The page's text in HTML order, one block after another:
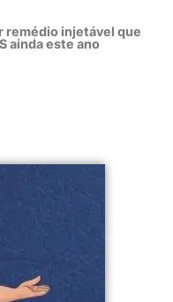
remédio injetável que
ainda este ano